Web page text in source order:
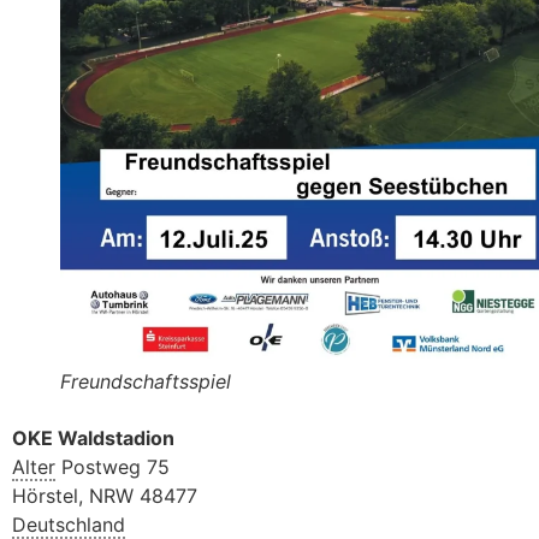
Freundschaftsspiel
OKE Waldstadion
Alter Postweg 75
Hörstel, NRW 48477
Deutschland